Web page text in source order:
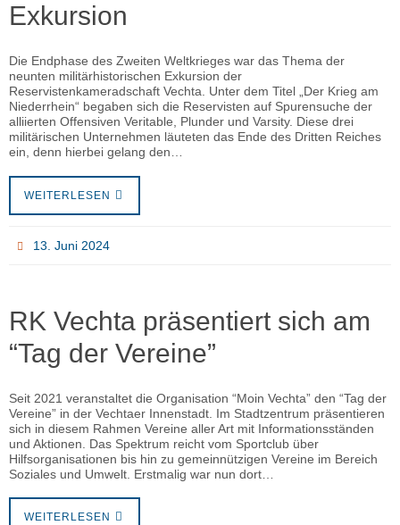
Exkursion
Die Endphase des Zweiten Weltkrieges war das Thema der
neunten militärhistorischen Exkursion der
Reservistenkameradschaft Vechta. Unter dem Titel „Der Krieg am
Niederrhein“ begaben sich die Reservisten auf Spurensuche der
alliierten Offensiven Veritable, Plunder und Varsity. Diese drei
militärischen Unternehmen läuteten das Ende des Dritten Reiches
ein, denn hierbei gelang den…
WEITERLESEN
13. Juni 2024
RK Vechta präsentiert sich am
“Tag der Vereine”
Seit 2021 veranstaltet die Organisation “Moin Vechta” den “Tag der
Vereine” in der Vechtaer Innenstadt. Im Stadtzentrum präsentieren
sich in diesem Rahmen Vereine aller Art mit Informationsständen
und Aktionen. Das Spektrum reicht vom Sportclub über
Hilfsorganisationen bis hin zu gemeinnützigen Vereine im Bereich
Soziales und Umwelt. Erstmalig war nun dort…
WEITERLESEN